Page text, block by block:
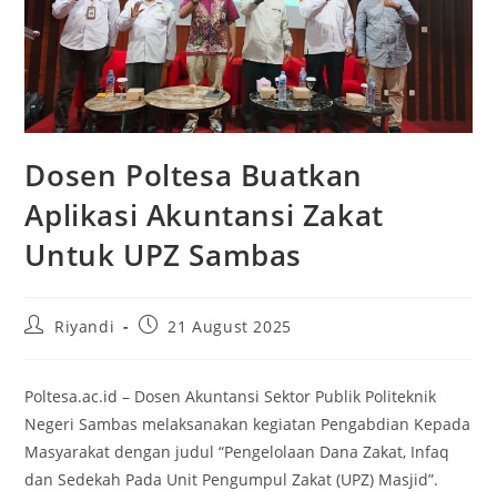
Dosen Poltesa Buatkan
Aplikasi Akuntansi Zakat
Untuk UPZ Sambas
Riyandi 21 August 2025
Poltesa.ac.id – Dosen Akuntansi Sektor Publik Politeknik
Negeri Sambas melaksanakan kegiatan Pengabdian Kepada
Masyarakat dengan judul “Pengelolaan Dana Zakat, Infaq
dan Sedekah Pada Unit Pengumpul Zakat (UPZ) Masjid”.